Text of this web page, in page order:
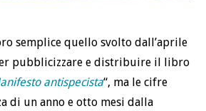
semplice quello svolto dall’aprile
pubblicizzare e distribuire il libro
antispecista“, ma le cifre
di un anno e otto mesi dalla